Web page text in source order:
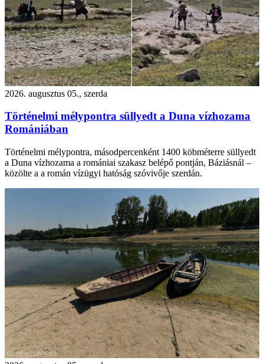
2026. augusztus 05., szerda
Történelmi mélypontra süllyedt a Duna vízhozama
Romániában
Történelmi mélypontra, másodpercenként 1400 köbméterre süllyedt
a Duna vízhozama a romániai szakasz belépő pontján, Báziásnál –
közölte a a román vízügyi hatóság szóvivője szerdán.